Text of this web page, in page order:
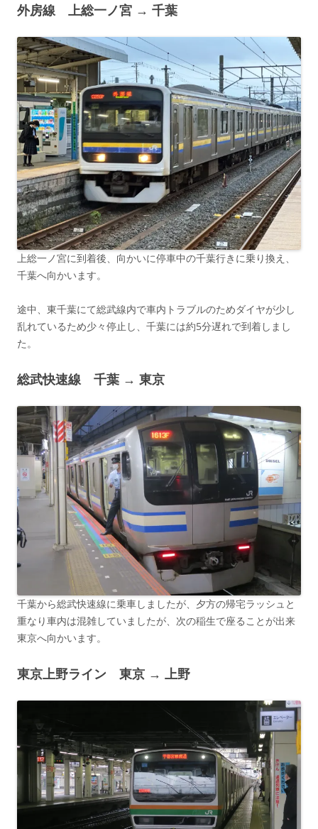
外房線 上総一ノ宮 → 千葉
上総一ノ宮に到着後、向かいに停車中の千葉行きに乗り換え、
千葉へ向かいます。
途中、東千葉にて総武線内で車内トラブルのためダイヤが少し
乱れているため少々停止し、千葉には約5分遅れで到着しまし
た。
総武快速線 千葉 → 東京
千葉から総武快速線に乗車しましたが、夕方の帰宅ラッシュと
重なり車内は混雑していましたが、次の稲生で座ることが出来
東京へ向かいます。
東京上野ライン 東京 → 上野